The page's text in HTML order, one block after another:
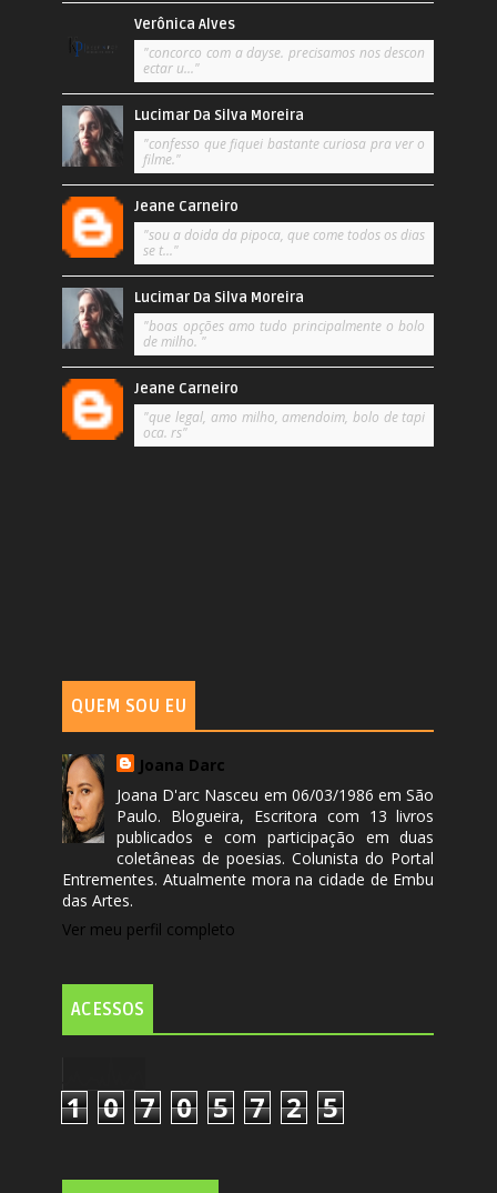
Verônica Alves
"concorco com a dayse. precisamos nos descon
ectar u..."
Lucimar Da Silva Moreira
"confesso que fiquei bastante curiosa pra ver o
filme."
Jeane Carneiro
"sou a doida da pipoca, que come todos os dias
se t..."
Lucimar Da Silva Moreira
"boas opções amo tudo principalmente o bolo
de milho. "
Jeane Carneiro
"que legal, amo milho, amendoim, bolo de tapi
oca. rs"
QUEM SOU EU
Joana Darc
Joana D'arc Nasceu em 06/03/1986 em São
Paulo. Blogueira, Escritora com 13 livros
publicados e com participação em duas
coletâneas de poesias. Colunista do Portal
Entrementes. Atualmente mora na cidade de Embu
das Artes.
Ver meu perfil completo
ACESSOS
1 0 7 0 5 7 2 5